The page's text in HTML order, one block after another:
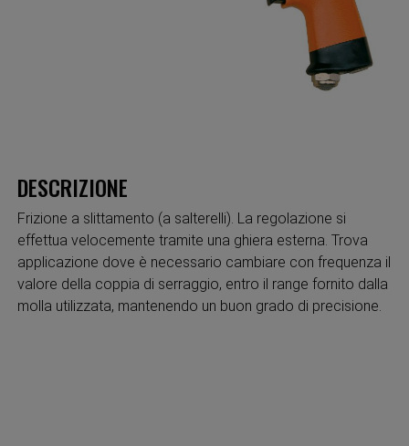
DESCRIZIONE
Frizione a slittamento (a salterelli). La regolazione si
effettua velocemente tramite una ghiera esterna. Trova
applicazione dove è necessario cambiare con frequenza il
valore della coppia di serraggio, entro il range fornito dalla
molla utilizzata, mantenendo un buon grado di precisione.